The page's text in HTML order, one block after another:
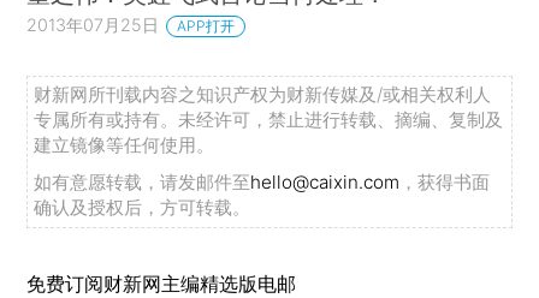
2013年07月25日 APP打开
财新网所刊载内容之知识产权为财新传媒及/或相关权利人
专属所有或持有。未经许可，禁止进行转载、摘编、复制及
建立镜像等任何使用。
如有意愿转载，请发邮件至hello@caixin.com ，获得书面
确认及授权后，方可转载。
免费订阅财新网主编精选版电邮